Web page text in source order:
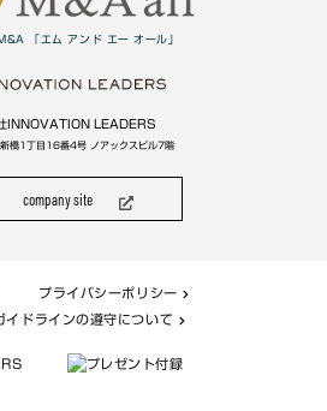
「エム アンド エー オール」
INNOVATION LEADERS
新橋1丁目16番4号 ノアックスビル7階
company site
プライバシーポリシー
ドラインの遵守について